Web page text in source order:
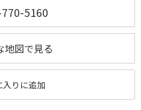
5160
地図で見る
入りに追加